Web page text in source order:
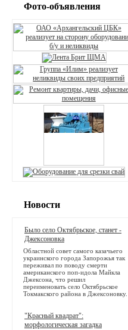
Фото-объявления
Новости
Было село Октябрьское, станет -
Джексоновка
Областной совет самого казачьего
украинского города Запорожья так
переживал по поводу смерти
американского поп-идола Майкла
Джексона, что решил
переименовать село Октябрьское
Токмакского района в Джексоновку.
"Красный квадрат":
морфологическая загадка